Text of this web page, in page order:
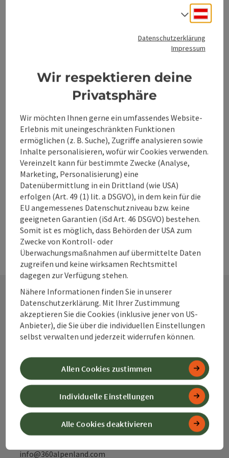
zum Merkzettel
PDF erstellen
In der Nähe
powered byTOURDATA Änderung vorschlagen
Kontakt
Alpenland Tourismus GmbH
Bahnhofstraße 2
4580 Windischgarsten
+43 50 360 360 360
info@360alpenland.com
Datenschutzerklärung
Impressum
Wir respektieren deine
Privatsphäre
Wir möchten Ihnen gerne ein umfassendes Website-
Erlebnis mit uneingeschränkten Funktionen
ermöglichen (z. B. Suche), Zugriffe analysieren sowie
Inhalte personalisieren, wofür wir Cookies verwenden.
Vereinzelt kann für bestimmte Zwecke (Analyse,
Marketing, Personalisierung) eine
Datenübermittlung in ein Drittland (wie USA)
erfolgen (Art. 49 (1) lit. a DSGVO), in dem kein für die
EU angemessenes Datenschutzniveau bzw. keine
geeigneten Garantien (iSd Art. 46 DSGVO) bestehen.
Somit ist es möglich, dass Behörden der USA zum
Zwecke von Kontroll- oder
Überwachungsmaßnahmen auf übermittelte Daten
zugreifen und keine wirksamen Rechtsmittel
dagegen zur Verfügung stehen.
Nähere Informationen finden Sie in unserer
Datenschutzerklärung. Mit Ihrer Zustimmung
akzeptieren Sie die Cookies (inklusive jener von US-
Anbieter), die Sie über die individuellen Einstellungen
selbst verwalten und jederzeit widerrufen können.
Alle Cookies deaktivieren
Individuelle Einstellungen
Allen Cookies zustimmen